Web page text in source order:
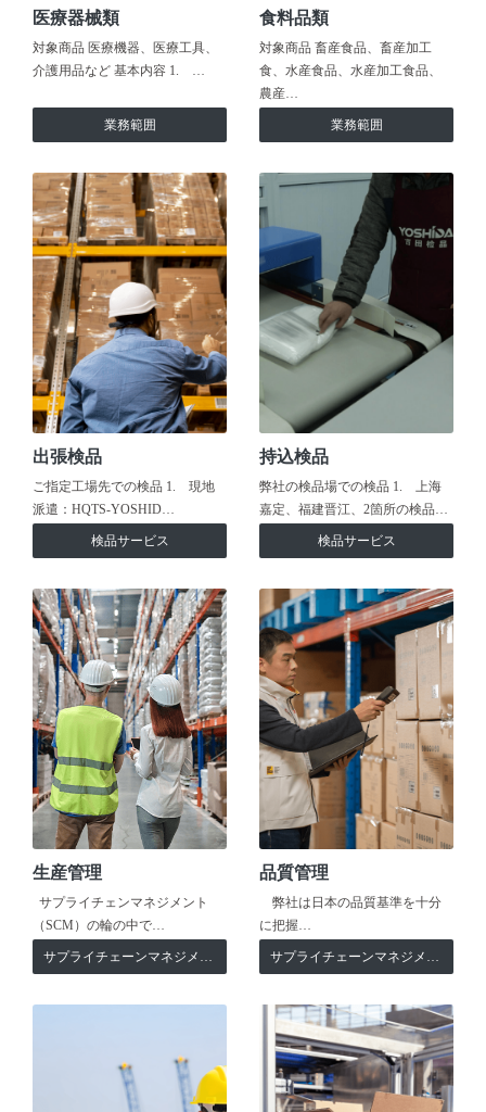
医療器械類
対象商品 医療機器、医療工具、
介護用品など 基本内容 1. …
業務範囲
食料品類
対象商品 畜産食品、畜産加工
食、水産食品、水産加工食品、
農産…
業務範囲
出張検品
ご指定工場先での検品 1. 現地
派遣：HQTS-YOSHID…
検品サービス
持込検品
弊社の検品場での検品 1. 上海
嘉定、福建晋江、2箇所の検品…
検品サービス
生産管理
サプライチェンマネジメント
（SCM）の輪の中で…
サプライチェーンマネジメント
品質管理
弊社は日本の品質基準を十分
に把握…
サプライチェーンマネジメント